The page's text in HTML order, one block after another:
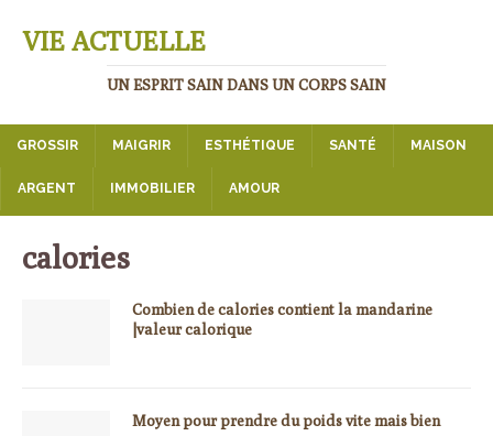
VIE ACTUELLE
UN ESPRIT SAIN DANS UN CORPS SAIN
GROSSIR MAIGRIR ESTHÉTIQUE SANTÉ MAISON
ARGENT IMMOBILIER AMOUR
calories
Combien de calories contient la mandarine
|valeur calorique
Moyen pour prendre du poids vite mais bien